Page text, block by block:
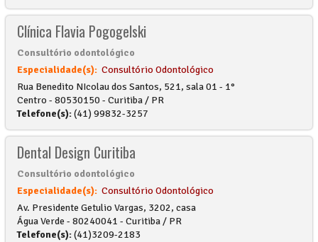
Clínica Flavia Pogogelski
Consultório odontológico
Especialidade(s): Consultório Odontológico
Rua Benedito NIcolau dos Santos, 521, sala 01 - 1°
Centro - 80530150 - Curitiba / PR
Telefone(s):(41) 99832-3257
Dental Design Curitiba
Consultório odontológico
Especialidade(s): Consultório Odontológico
Av. Presidente Getulio Vargas, 3202, casa
Água Verde - 80240041 - Curitiba / PR
Telefone(s):(41)3209-2183